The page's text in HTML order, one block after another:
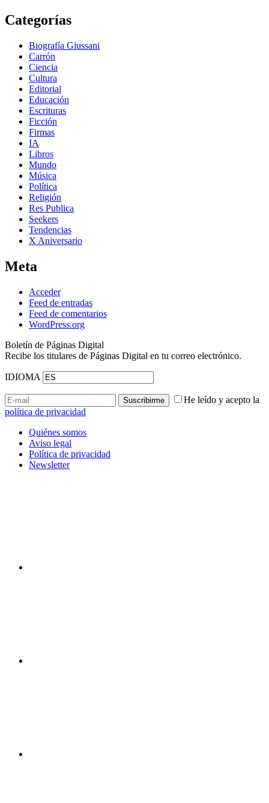
Categorías
Biografía Giussani
Carrón
Ciencia
Cultura
Editorial
Educación
Escrituras
Ficción
Firmas
IA
Libros
Mundo
Música
Política
Religión
Res Publica
Seekers
Tendencias
X Aniversario
Meta
Acceder
Feed de entradas
Feed de comentarios
WordPress.org
Boletín de Páginas Digital
Recibe los titulares de Páginas Digital en tu correo electrónico.
IDIOMA
He leído y acepto la
política de privacidad
Quiénes somos
Aviso legal
Política de privacidad
Newsletter